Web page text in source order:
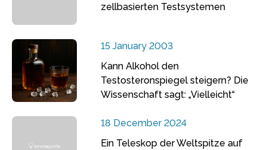
zellbasierten Testsystemen
15 January 2003
Kann Alkohol den
Testosteronspiegel steigern? Die
Wissenschaft sagt: „Vielleicht“
18 December 2024
Ein Teleskop der Weltspitze auf